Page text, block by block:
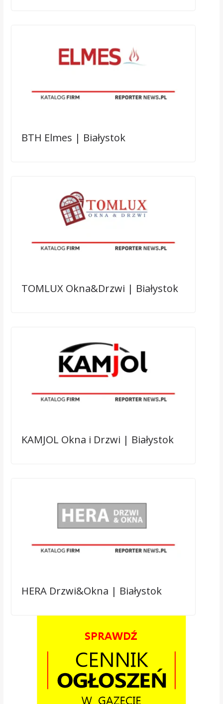
BTH Elmes | Białystok
TOMLUX Okna&Drzwi | Białystok
KAMJOL Okna i Drzwi | Białystok
HERA Drzwi&Okna | Białystok